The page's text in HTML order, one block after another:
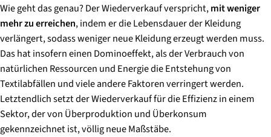
Wie geht das genau? Der Wiederverkauf verspricht,mit weniger
mehr zu erreichen, indem er die Lebensdauer der Kleidung
verlängert, sodass weniger neue Kleidung erzeugt werden muss.
Das hat insofern einen Dominoeffekt, als der Verbrauch von
natürlichen Ressourcen und Energie die Entstehung von
Textilabfällen und viele andere Faktoren verringert werden.
Letztendlich setzt der Wiederverkauf für die Effizienz in einem
Sektor, der von Überproduktion und Überkonsum
gekennzeichnet ist, völlig neue Maßstäbe.